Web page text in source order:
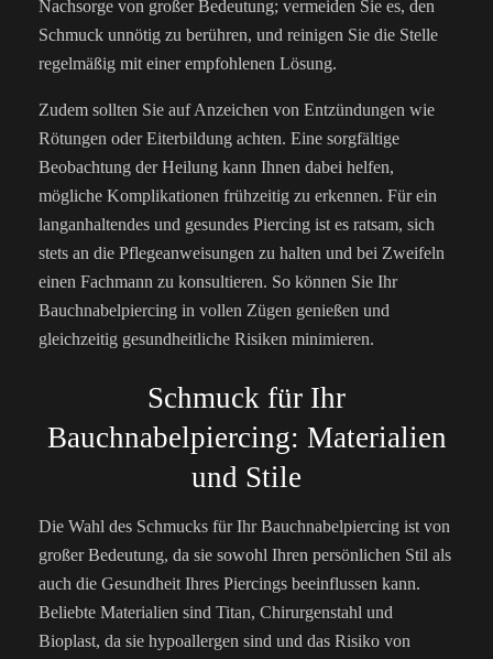
Nachsorge von großer Bedeutung; vermeiden Sie es, den
Schmuck unnötig zu berühren, und reinigen Sie die Stelle
regelmäßig mit einer empfohlenen Lösung.
Zudem sollten Sie auf Anzeichen von Entzündungen wie
Rötungen oder Eiterbildung achten. Eine sorgfältige
Beobachtung der Heilung kann Ihnen dabei helfen,
mögliche Komplikationen frühzeitig zu erkennen. Für ein
langanhaltendes und gesundes Piercing ist es ratsam, sich
stets an die Pflegeanweisungen zu halten und bei Zweifeln
einen Fachmann zu konsultieren. So können Sie Ihr
Bauchnabelpiercing in vollen Zügen genießen und
gleichzeitig gesundheitliche Risiken minimieren.
Schmuck für Ihr
Bauchnabelpiercing: Materialien
und Stile
Die Wahl des Schmucks für Ihr Bauchnabelpiercing ist von
großer Bedeutung, da sie sowohl Ihren persönlichen Stil als
auch die Gesundheit Ihres Piercings beeinflussen kann.
Beliebte Materialien sind Titan, Chirurgenstahl und
Bioplast, da sie hypoallergen sind und das Risiko von